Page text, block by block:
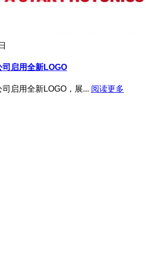
启用全新LOGO
启用全新LOGO，展... 阅读更多